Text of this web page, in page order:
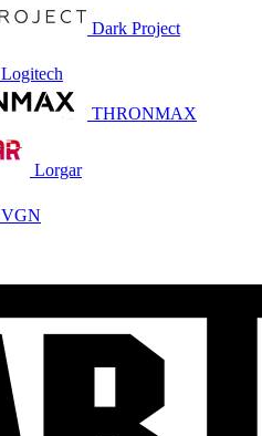
Dark Project
Logitech
THRONMAX
Lorgar
VGN